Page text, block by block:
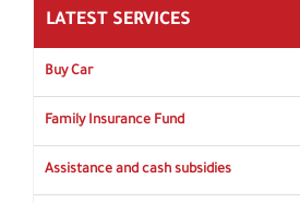
LATEST SERVICES
Buy Car
Family Insurance Fund
Assistance and cash subsidies